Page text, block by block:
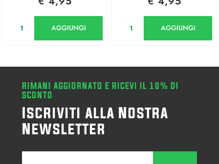
AGGIUNGI AGGIUNGI
RIMANI AGGIORNATO E RICEVI IL 10% DI
SCONTO
Iscriviti alla Nostra
Newsletter